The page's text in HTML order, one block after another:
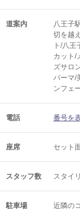
道案内
八王子
切を越
ト/八
カット/
ズサロ
パーマ/
ンフェ
電話 番号を
座席 セット
スタッフ数 スタイ
駐車場 近隣の